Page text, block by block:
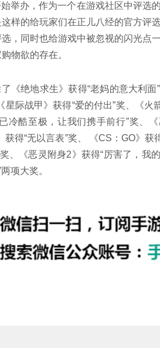
举办，作为一个在游戏社区中评选
样的给玩家们在正儿八经的官方评
，同时也给游戏中被忽视的闪光点
物欲的存在。
《绝地求生》获得“老妈的意大利
星际战甲》获得“爱的付出”奖、《火
冷酷至极，让我们携手前行”奖、
获得“无以言表”奖、 《CS：GO》
、《恶灵附身2》获得“厉害了，我
项大奖。